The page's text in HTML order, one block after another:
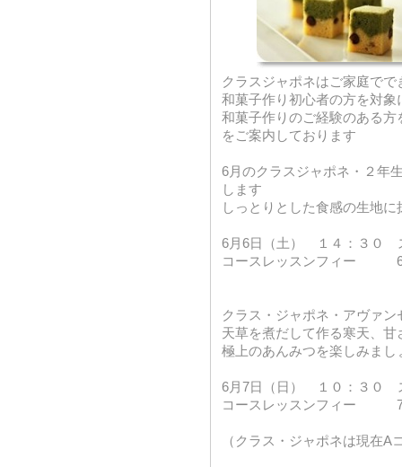
クラスジャポネはご家庭で
和菓子作り初心者の方を対
和菓子作りのご経験のある
をご案内しております
6月のクラスジャポネ・２年
します
しっとりとした食感の生地
6月6日（土） １４：３０
コースレッスンフィー
クラス・ジャポネ・アヴァ
天草を煮だして作る寒天、
極上のあんみつを楽しみまし
6月7日（日） １０：３０
コースレッスンフィー
（クラス・ジャポネは現在